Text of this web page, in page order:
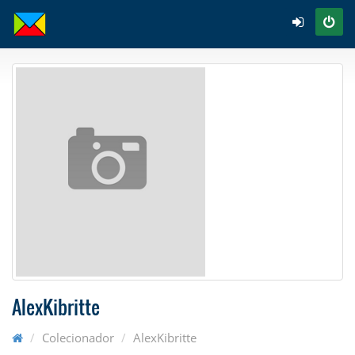
AlexKibritte
Colecionador AlexKibritte